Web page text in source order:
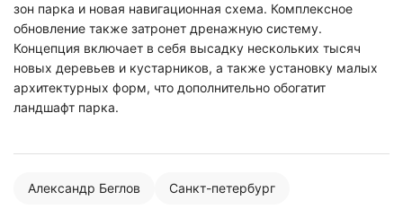
зон парка и новая навигационная схема. Комплексное
обновление также затронет дренажную систему.
Концепция включает в себя высадку нескольких тысяч
новых деревьев и кустарников, а также установку малых
архитектурных форм, что дополнительно обогатит
ландшафт парка.
Александр Беглов Санкт-петербург